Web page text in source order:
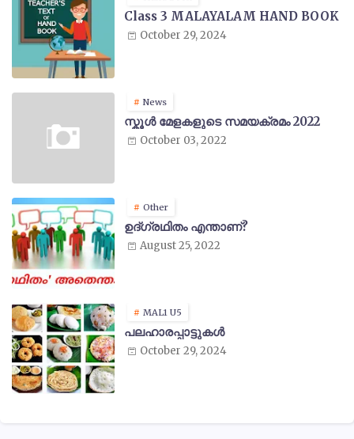
Class 3 MALAYALAM HAND BOOK
October 29, 2024
News
സ്കൂൾ മേളകളുടെ സമയക്രമം 2022
October 03, 2022
Other
ഉദ്ഗ്രഥിതം എന്താണ്?
August 25, 2022
MAL1 U5
പലഹാരപ്പാട്ടുകൾ
October 29, 2024